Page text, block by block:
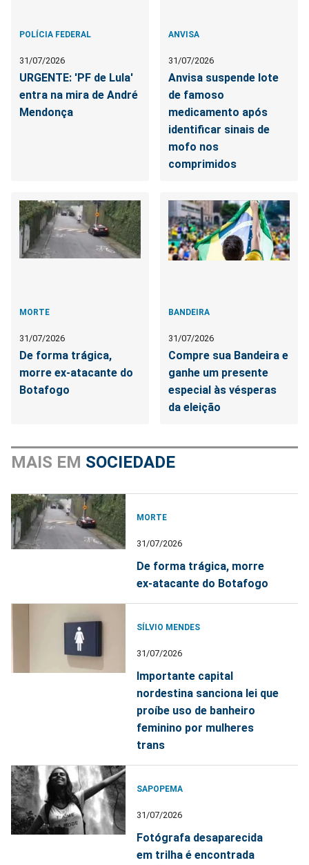
POLÍCIA FEDERAL
31/07/2026
URGENTE: 'PF de Lula'
entra na mira de André
Mendonça
ANVISA
31/07/2026
Anvisa suspende lote
de famoso
medicamento após
identificar sinais de
mofo nos
comprimidos
MORTE
31/07/2026
De forma trágica,
morre ex-atacante do
Botafogo
BANDEIRA
31/07/2026
Compre sua Bandeira e
ganhe um presente
especial às vésperas
da eleição
MAIS EM SOCIEDADE
MORTE
31/07/2026
De forma trágica, morre
ex-atacante do Botafogo
SÍLVIO MENDES
31/07/2026
Importante capital
nordestina sanciona lei que
proíbe uso de banheiro
feminino por mulheres
trans
SAPOPEMA
31/07/2026
Fotógrafa desaparecida
em trilha é encontrada